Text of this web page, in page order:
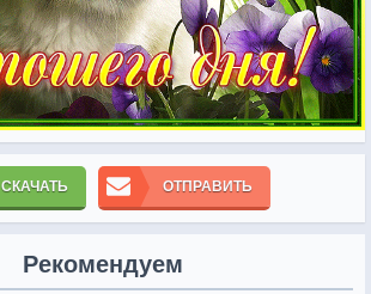
СКАЧАТЬ ОТПРАВИТЬ
Рекомендуем